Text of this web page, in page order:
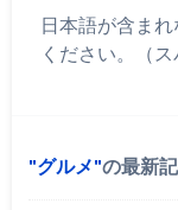
日本語が含ま
ください。（ス
グルメ の最新